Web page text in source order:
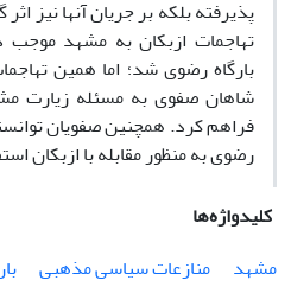
پذیرفته بلکه بر جریان آن­ها نیز
تهاجمات ازبکان به مشهد موجب
بارگاه رضوی شد؛ اما همین
شاهان صفوی به مسئله زیارت
فراهم کرد. همچنین صفویان
رضوی به‌ منظور مقابله با ازبکان
کلیدواژه‌ها
مشهد
منازعات سیاسی مذهبی